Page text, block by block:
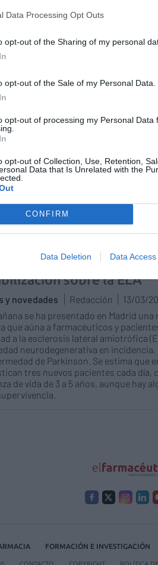
Data Processing Opt Outs
opt-out of the Sharing of my personal
opt-out of the Sale of my Personal Data.
opt-out of processing my Personal Data
opt-out of Collection, Use, Retention,
Data that Is Unrelated with the
CONFIRM
Data Deletion Data Access
05/2019
al año. Es más que lo que suele
Colegio de Farmacéuticos de
680 apotecas de la región para
esclerosis lateral amiotrófica, la
detección precoz».
de Castilla-La
en una campaña de
sobre la ELA
y novedades Redacción
08/04/
de Castilla-La Mancha
«La ELA, una realidad ignorada. Tu
de Farmacéuticos de CLM y la
creada por el Consejo General de
y la Fundación Luzón.
participa en una
sobre la ELA
y novedades Redacción
13/03/
se ha presentado en Madrid una
que aúna a farmacéuticos y
a la esclerosis lateral amiotrófica
neurodegenerativa en
de Parkinson. Se estima que
tres nuevos pacientes cada día,
de vida de 3 a 5 años, aunque hay
FORMACIÓN E INVESTIGACIÓN